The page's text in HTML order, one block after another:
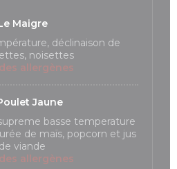
Maigre
déclinaison de
noisettes
allergènes
Jaune
basse temperature
de maïs, popcorn et jus
de viande
allergènes